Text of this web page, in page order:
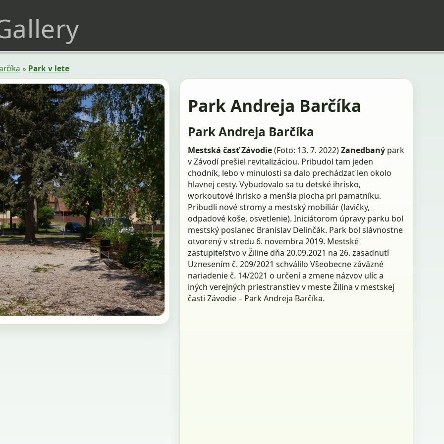
» Park v lete
Park Andreja Barčíka
Park Andreja Barčíka
Mestská časť Závodie(Foto: 13. 7. 2022)Zanedbaný park
v Závodí prešiel revitalizáciou. Pribudol tam jeden
chodník, lebo v minulosti sa dalo prechádzať len okolo
hlavnej cesty. Vybudovalo sa tu detské ihrisko,
workoutové ihrisko a menšia plocha pri pamätníku.
Pribudli nové stromy a mestský mobiliár (lavičky,
odpadové koše, osvetlenie). Iniciátorom úpravy parku bol
mest­ský poslanec Branislav Delinčák. Park bol slávnostne
otvorený v stredu 6. novembra 2019. Mestské
zastupiteľstvo v Žiline dňa 20.09.2021 na 26. zasadnutí
Uznesením č. 209/2021 schválilo Všeobecne záväzné
nariadenie č. 14/2021 o určení a zmene názvov ulíc a
iných verejných priestranstiev v meste Žilina v mestskej
časti Závodie – Park Andreja Barčíka.